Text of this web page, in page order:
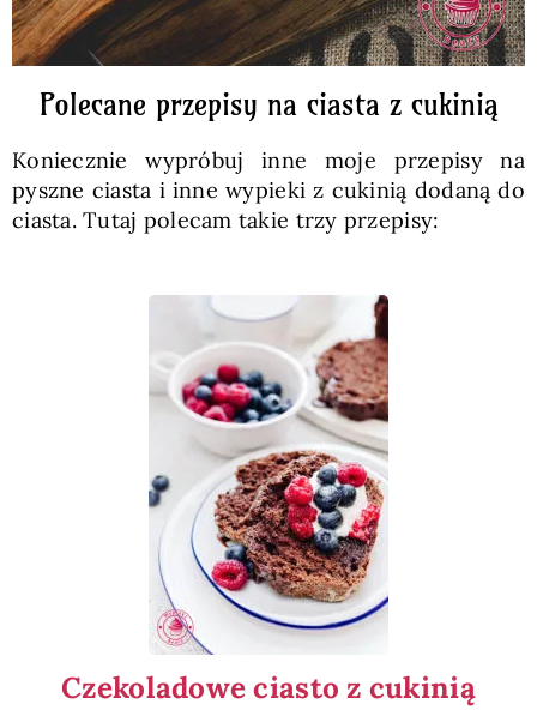
Polecane przepisy na ciasta z cukinią
Koniecznie wypróbuj inne moje przepisy na
pyszne ciasta i inne wypieki z cukinią dodaną do
ciasta. Tutaj polecam takie trzy przepisy:
Czekoladowe ciasto z cukinią